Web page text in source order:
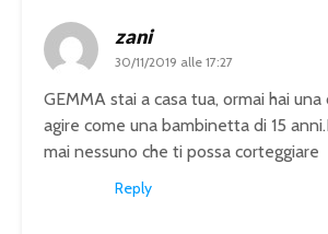
zani
30/11/2019 alle 17:27
GEMMA stai a casa tua, ormai hai
agire come una bambinetta di 15
mai nessuno che ti possa corteggiare
Reply